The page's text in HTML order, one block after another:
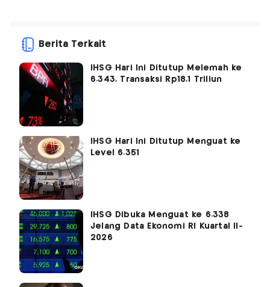
Berita Terkait
IHSG Hari Ini Ditutup Melemah ke
6.343, Transaksi Rp18,1 Triliun
IHSG Hari Ini Ditutup Menguat ke
Level 6.351
IHSG Dibuka Menguat ke 6.338
Jelang Data Ekonomi RI Kuartal II-
2026